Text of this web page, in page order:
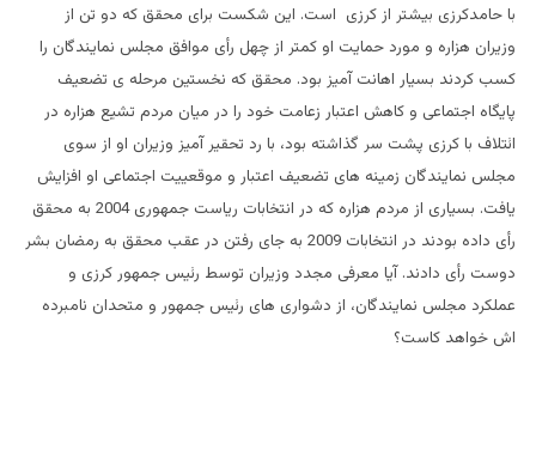
با حامدکرزی بیشتر از کرزی است. این شکست برای محقق که دو تن از
وزیران هزاره و مورد حمایت او کمتر از چهل رأی موافق مجلس نمایندگان را
کسب کردند بسیار اهانت آمیز بود. محقق که نخستین مرحله ی تضعیف
پایگاه اجتماعی و کاهش اعتبار زعامت خود را در میان مردم تشیع هزاره در
ائتلاف با کرزی پشت سر گذاشته بود، با رد تحقیر آمیز وزیران او از سوی
مجلس نمایندگان زمینه های تضعیف اعتبار و موقعییت اجتماعی او افزایش
یافت. بسیاری از مردم هزاره که در انتخابات ریاست جمهوری 2004 به محقق
رأی داده بودند در انتخابات 2009 به جای رفتن در عقب محقق به رمضان بشر
دوست رأی دادند. آیا معرفی مجدد وزیران توسط رئیس جمهور کرزی و
عملکرد مجلس نمایندگان، از دشواری های رئیس جمهور و متحدان نامبرده
اش خواهد کاست؟